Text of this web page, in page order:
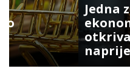
Jedna zemlja
ekonomije EU:
otkrivaju ko
naprijed